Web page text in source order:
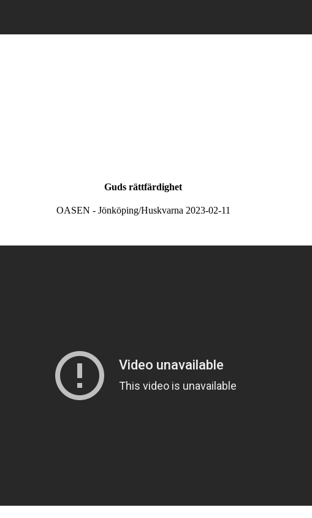
Guds rättfärdighet
OASEN - Jönköping/Huskvarna 2023-02-11